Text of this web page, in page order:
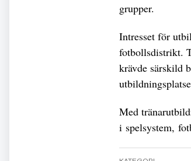
grupper.
Intresset för
fotbollsdistrikt.
krävde särskild
Med
i spelsystem,